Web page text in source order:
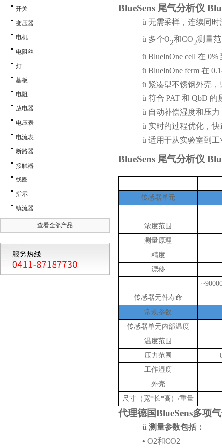
开关
变压器
电机
电阻丝
灯
基板
电阻
放电器
电压表
电流表
断路器
接触器
线圈
指示
镇流器
查看全部产品
BlueSens 尾气分析仪
ü 无需采样，连续同时
ü 多个O2和CO2测量
ü BlueInOne cell 在
ü BlueInOne ferm 在
ü 紧凑型不锈钢外壳
ü 符合 PAT 和 QbD 的
ü 自动补偿湿度和压
ü 实时的过程优化，快
ü 适用于从实验室到
BlueSens 尾气分析仪
传感器单元
浓度范围
测量原理
精度
漂移
传感器元件寿命
常规参数
传感器单元内部温度
温度范围
压力范围
工作湿度
外壳
尺寸（宽*长*高）/重量
代理德国BlueSens多项
ü 测量参数包括：
• O2和CO2